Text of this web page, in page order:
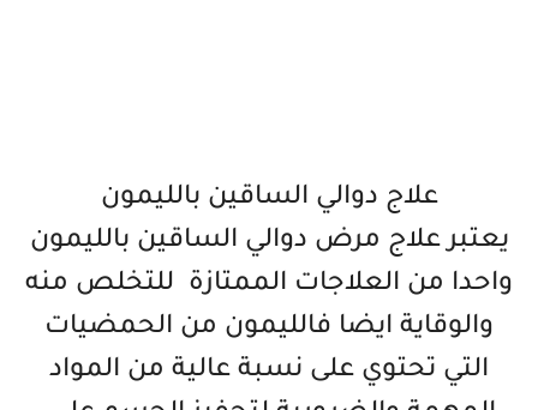
علاج دوالي الساقين بالليمون
يعتبر علاج مرض دوالي الساقين بالليمون
واحدا من العلاجات الممتازة للتخلص منه
والوقاية ايضا فالليمون من الحمضيات
التي تحتوي على نسبة عالية من المواد